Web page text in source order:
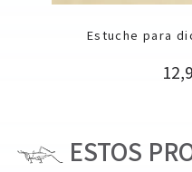
Estuche para
ESTOS